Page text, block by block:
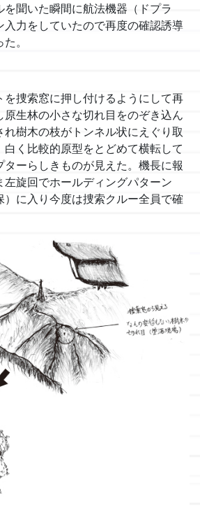
を聞いた瞬間に航法機器（ドプラ
入力をしていたので再度の確認誘導
。
を捜索窓に押し付けるようにして再
原生林の小さな切れ目をのぞき込ん
れ樹木の枝がトンネル状にえぐり取
白く比較的原型をとどめて横転して
ターらしきものが見えた。機長に報
左旋回でホールディングパターン
）に入り今度は捜索クルー全員で確